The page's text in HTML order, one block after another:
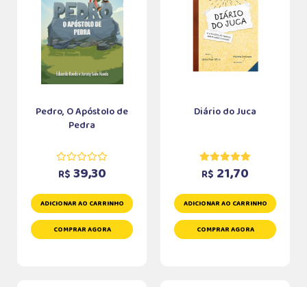
Pedro, O Apóstolo de
Pedra
R$ 39,30
ADICIONAR AO CARRINHO
COMPRAR AGORA
Diário do Juca
R$ 21,70
ADICIONAR AO CARRINHO
COMPRAR AGORA